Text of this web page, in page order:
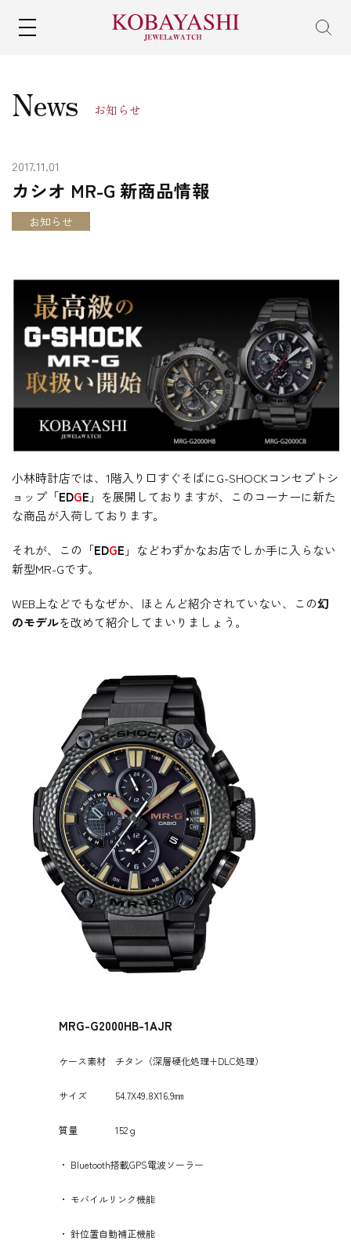
News お知らせ
2017.11.01
カシオ MR-G 新商品情報
お知らせ
小林時計店では、1階入り口すぐそばにG-SHOCKコンセプトシ
ョップ「EDGE 」を展開しておりますが、このコーナーに新た
な商品が入荷しております。
それが、この「EDGE 」などわずかなお店でしか手に入らない
新型MR-Gです。
WEB上などでもなぜか、ほとんど紹介されていない、この幻
のモデルを改めて紹介してまいりましょう。
MRG-G2000HB-1AJR
ケース素材 チタン（深層硬化処理+DLC処理）
サイズ 54.7X49.8X16.9㎜
質量 152ｇ
・ Bluetooth搭載GPS電波ソーラー
・ モバイルリンク機能
・ 針位置自動補正機能